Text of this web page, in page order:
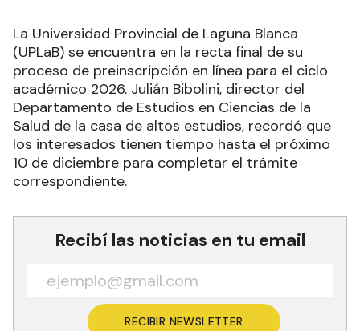
La Universidad Provincial de Laguna Blanca
(UPLaB) se encuentra en la recta final de su
proceso de preinscripción en línea para el ciclo
académico 2026. Julián Bibolini, director del
Departamento de Estudios en Ciencias de la
Salud de la casa de altos estudios, recordó que
los interesados tienen tiempo hasta el próximo
10 de diciembre para completar el trámite
correspondiente.
Recibí las noticias en tu email
RECIBIR NEWSLETTER